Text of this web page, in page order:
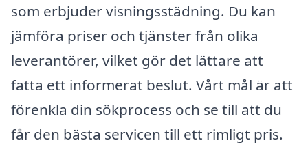
som erbjuder visningsstädning. Du kan
jämföra priser och tjänster från olika
leverantörer, vilket gör det lättare att
fatta ett informerat beslut. Vårt mål är att
förenkla din sökprocess och se till att du
får den bästa servicen till ett rimligt pris.